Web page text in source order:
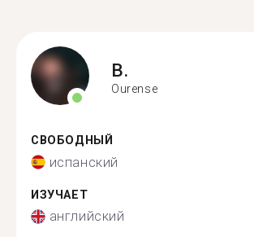
B.
Ourense
СВОБОДНЫЙ
испанский
ИЗУЧАЕТ
английский